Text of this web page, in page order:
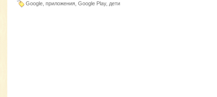
Google, приложения, Google Play, дети